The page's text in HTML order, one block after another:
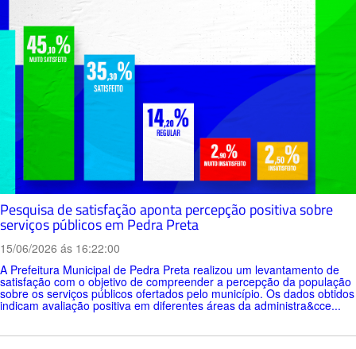
Pesquisa de satisfação aponta percepção positiva sobre
serviços públicos em Pedra Preta
15/06/2026 ás 16:22:00
A Prefeitura Municipal de Pedra Preta realizou um levantamento de
satisfação com o objetivo de compreender a percepção da população
sobre os serviços públicos ofertados pelo município. Os dados obtidos
indicam avaliação positiva em diferentes áreas da administra&cce...